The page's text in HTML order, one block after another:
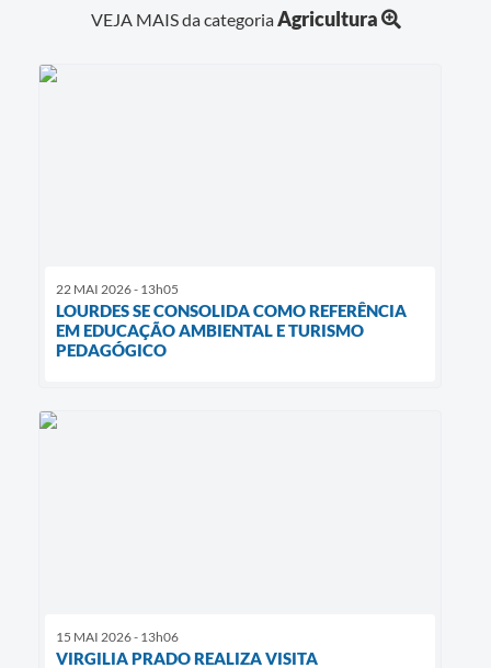
VEJA MAIS da categoriaAgricultura
22 MAI 2026 - 13h05
LOURDES SE CONSOLIDA COMO REFERÊNCIA
EM EDUCAÇÃO AMBIENTAL E TURISMO
PEDAGÓGICO
15 MAI 2026 - 13h06
VIRGILIA PRADO REALIZA VISITA